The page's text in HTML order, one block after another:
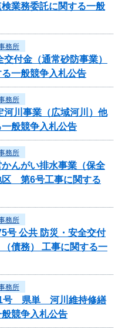
業務委託に関する一般
務所
付金（通常砂防事業）
る一般競争入札公告
務所
河川事業（広域河川）他
一般競争入札公告
務所
んがい排水事業（保全
第6号工事に関する
務所
号 公共 防災・安全交付
債務） 工事に関する一
務所
1号 県単 河川維持修繕
競争入札公告